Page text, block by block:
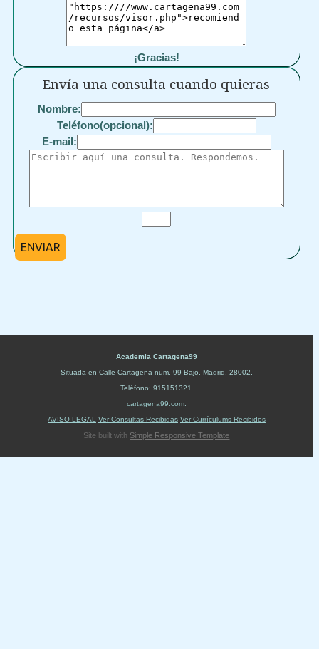
¡Gracias!
Envía una consulta cuando quieras
Nombre:
Teléfono(opcional):
E-mail:
ENVIAR
Academia Cartagena99
Situada en Calle Cartagena num. 99 Bajo Madrid 28002
Teléfono: 915151321
cartagena99.com
AVISO LEGAL
Ver Consultas Recibidas Ver Currículums Recibidos
Site built with Simple Responsive Template